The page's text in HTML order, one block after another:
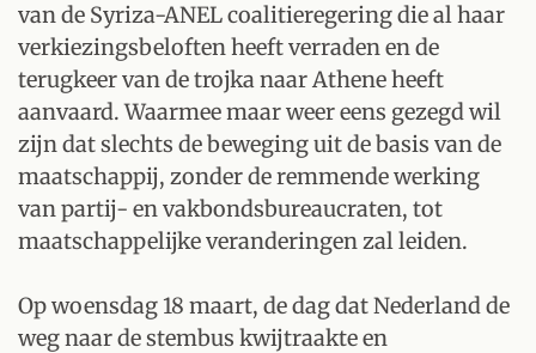
van de Syriza-ANEL coalitieregering die al haar
verkiezingsbeloften heeft verraden en de
terugkeer van de trojka naar Athene heeft
aanvaard. Waarmee maar weer eens gezegd wil
zijn dat slechts de beweging uit de basis van de
maatschappij, zonder de remmende werking
van partij- en vakbondsbureaucraten, tot
maatschappelijke veranderingen zal leiden.
Op woensdag 18 maart, de dag dat Nederland de
weg naar de stembus kwijtraakte en